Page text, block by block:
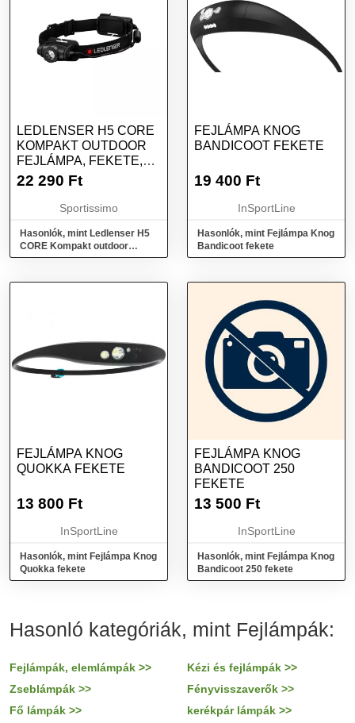
LEDLENSER H5 CORE
KOMPAKT OUTDOOR
FEJLÁMPA, FEKETE,
MÉRET
22 290 Ft
Sportissimo
Hasonlók, mint Ledlenser H5
CORE Kompakt outdoor
fejlámpa, fekete, méret
FEJLÁMPA KNOG
BANDICOOT FEKETE
19 400 Ft
InSportLine
Hasonlók, mint Fejlámpa Knog
Bandicoot fekete
FEJLÁMPA KNOG
QUOKKA FEKETE
13 800 Ft
InSportLine
Hasonlók, mint Fejlámpa Knog
Quokka fekete
FEJLÁMPA KNOG
BANDICOOT 250
FEKETE
13 500 Ft
InSportLine
Hasonlók, mint Fejlámpa Knog
Bandicoot 250 fekete
Hasonló kategóriák, mint Fejlámpák:
Fejlámpák, elemlámpák >>
Kézi és fejlámpák >>
Zseblámpák >>
Fényvisszaverők >>
Fő lámpák >>
kerékpár lámpák >>